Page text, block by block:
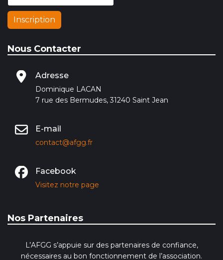
Inscription
Nous Contacter
Adresse
Dominique LACAN
7 rue des Bermudes, 31240 Saint Jean
E-mail
contact@afgg.fr
Facebook
Visitez notre page
Nos Partenaires
L’AFGG s’appuie sur des partenaires de confiance,
nécessaires au bon fonctionnement de l’association.